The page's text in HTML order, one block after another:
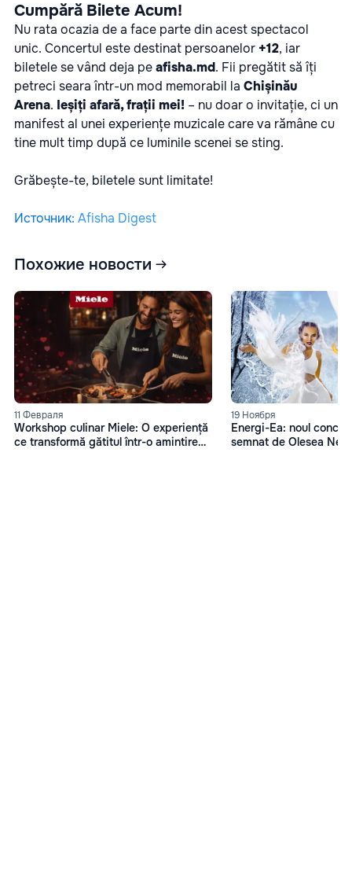
Cumpără Bilete Acum!
Nu rata ocazia de a face parte din acest spectacol
unic. Concertul este destinat persoanelor +12, iar
biletele se vând deja peafisha.md. Fii pregătit să îți
petreci seara într-un mod memorabil la Chișinău
Arena. Ieșiți afară, frații mei! – nu doar o invitație, ci un
manifest al unei experiențe muzicale care va rămâne cu
tine mult timp după ce luminile scenei se sting.
Grăbește-te, biletele sunt limitate!
Источник: Afisha Digest
Похожие новости
11 Февраля
Workshop culinar Miele: O experiență
ce transformă gătitul într-o amintire
19 Ноября
Energi-Ea: noul
semnat de Olesea